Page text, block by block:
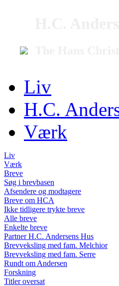
Liv
H.C.
Værk
Liv
Værk
Breve
Søg i brevbasen
Afsendere og modtagere
Breve om HCA
Ikke tidligere trykte breve
Alle breve
Enkelte breve
Partner H.C. Andersens Hus
Brevveksling med fam. Melchior
Brevveksling med fam. Serre
Rundt om Andersen
Forskning
Titler oversat